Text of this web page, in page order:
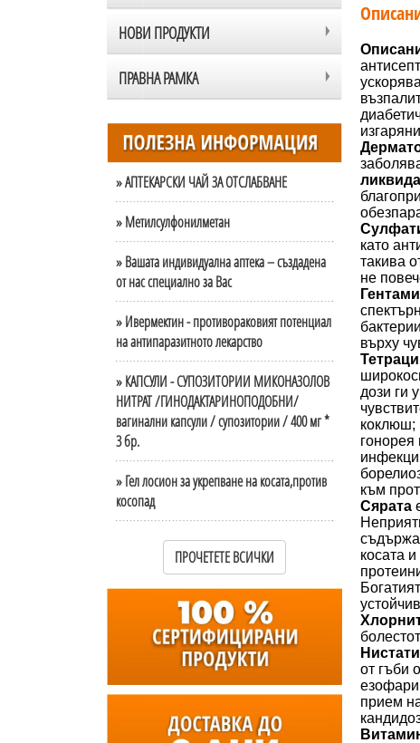
НОВИ ПРОДУКТИ
ПРАВНА РАМКА
» АПТЕКАРСКИ ЧАЙ ЗА ОТСЛАБВАНЕ
» Метилсулфонилметан
» Вашата индивидуална аптека – създадена
от нас специално за Вас
» Ивермектин - противораковият потенциал
на антипаразитното лекарство
» КАПСУЛИ - СУПОЗИТОРИИ МИКОНАЗОЛОВ
НИТРАТ /ГИНОДАКТАРИНОПОДОБНИ/
вагинални капсули / супозитории / 400 мг *
3 бр.
» Гел лосион за укрепване на косата,против
косопад
ПРОЧЕТЕТЕ ВСИЧКИ
ликвида
като
такива
не
върху
дози ги
коклюш;
гонорея
към
Сярата
съдържа
косата
от гъби
прием